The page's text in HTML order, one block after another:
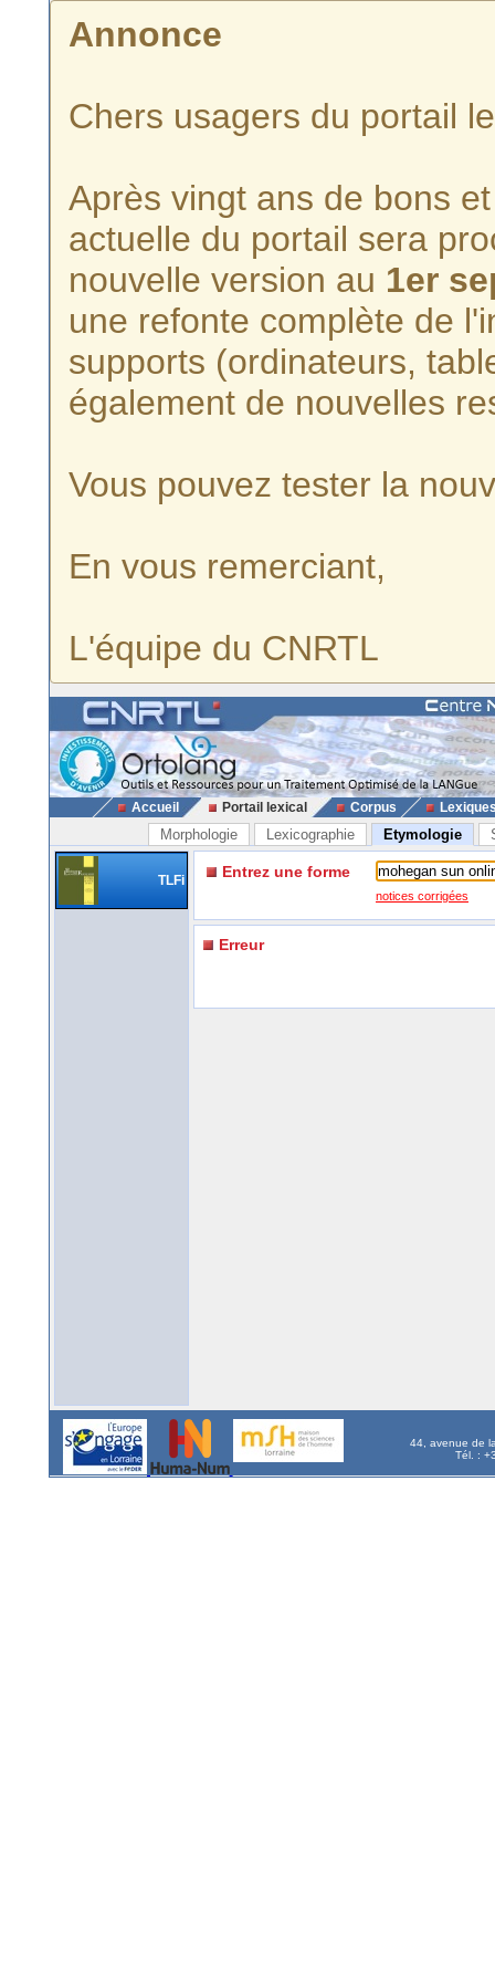
Annonce
Chers usagers du portail
Après vingt ans de bons
actuelle du portail sera
nouvelle version au 1er
une refonte complète de
supports (ordinateurs,
également de nouvelles
Vous pouvez tester la
En vous remerciant,
L'équipe du CNRTL
Accueil Portail lexical Corpus
Morphologie Lexicographie Etymologie
TLFi Entrez une forme
notices corrigées
Erreur
44, avenue de
Tél. :